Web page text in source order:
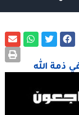
ذمة الله